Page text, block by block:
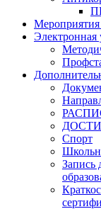
Электронная
Спорт
Запись